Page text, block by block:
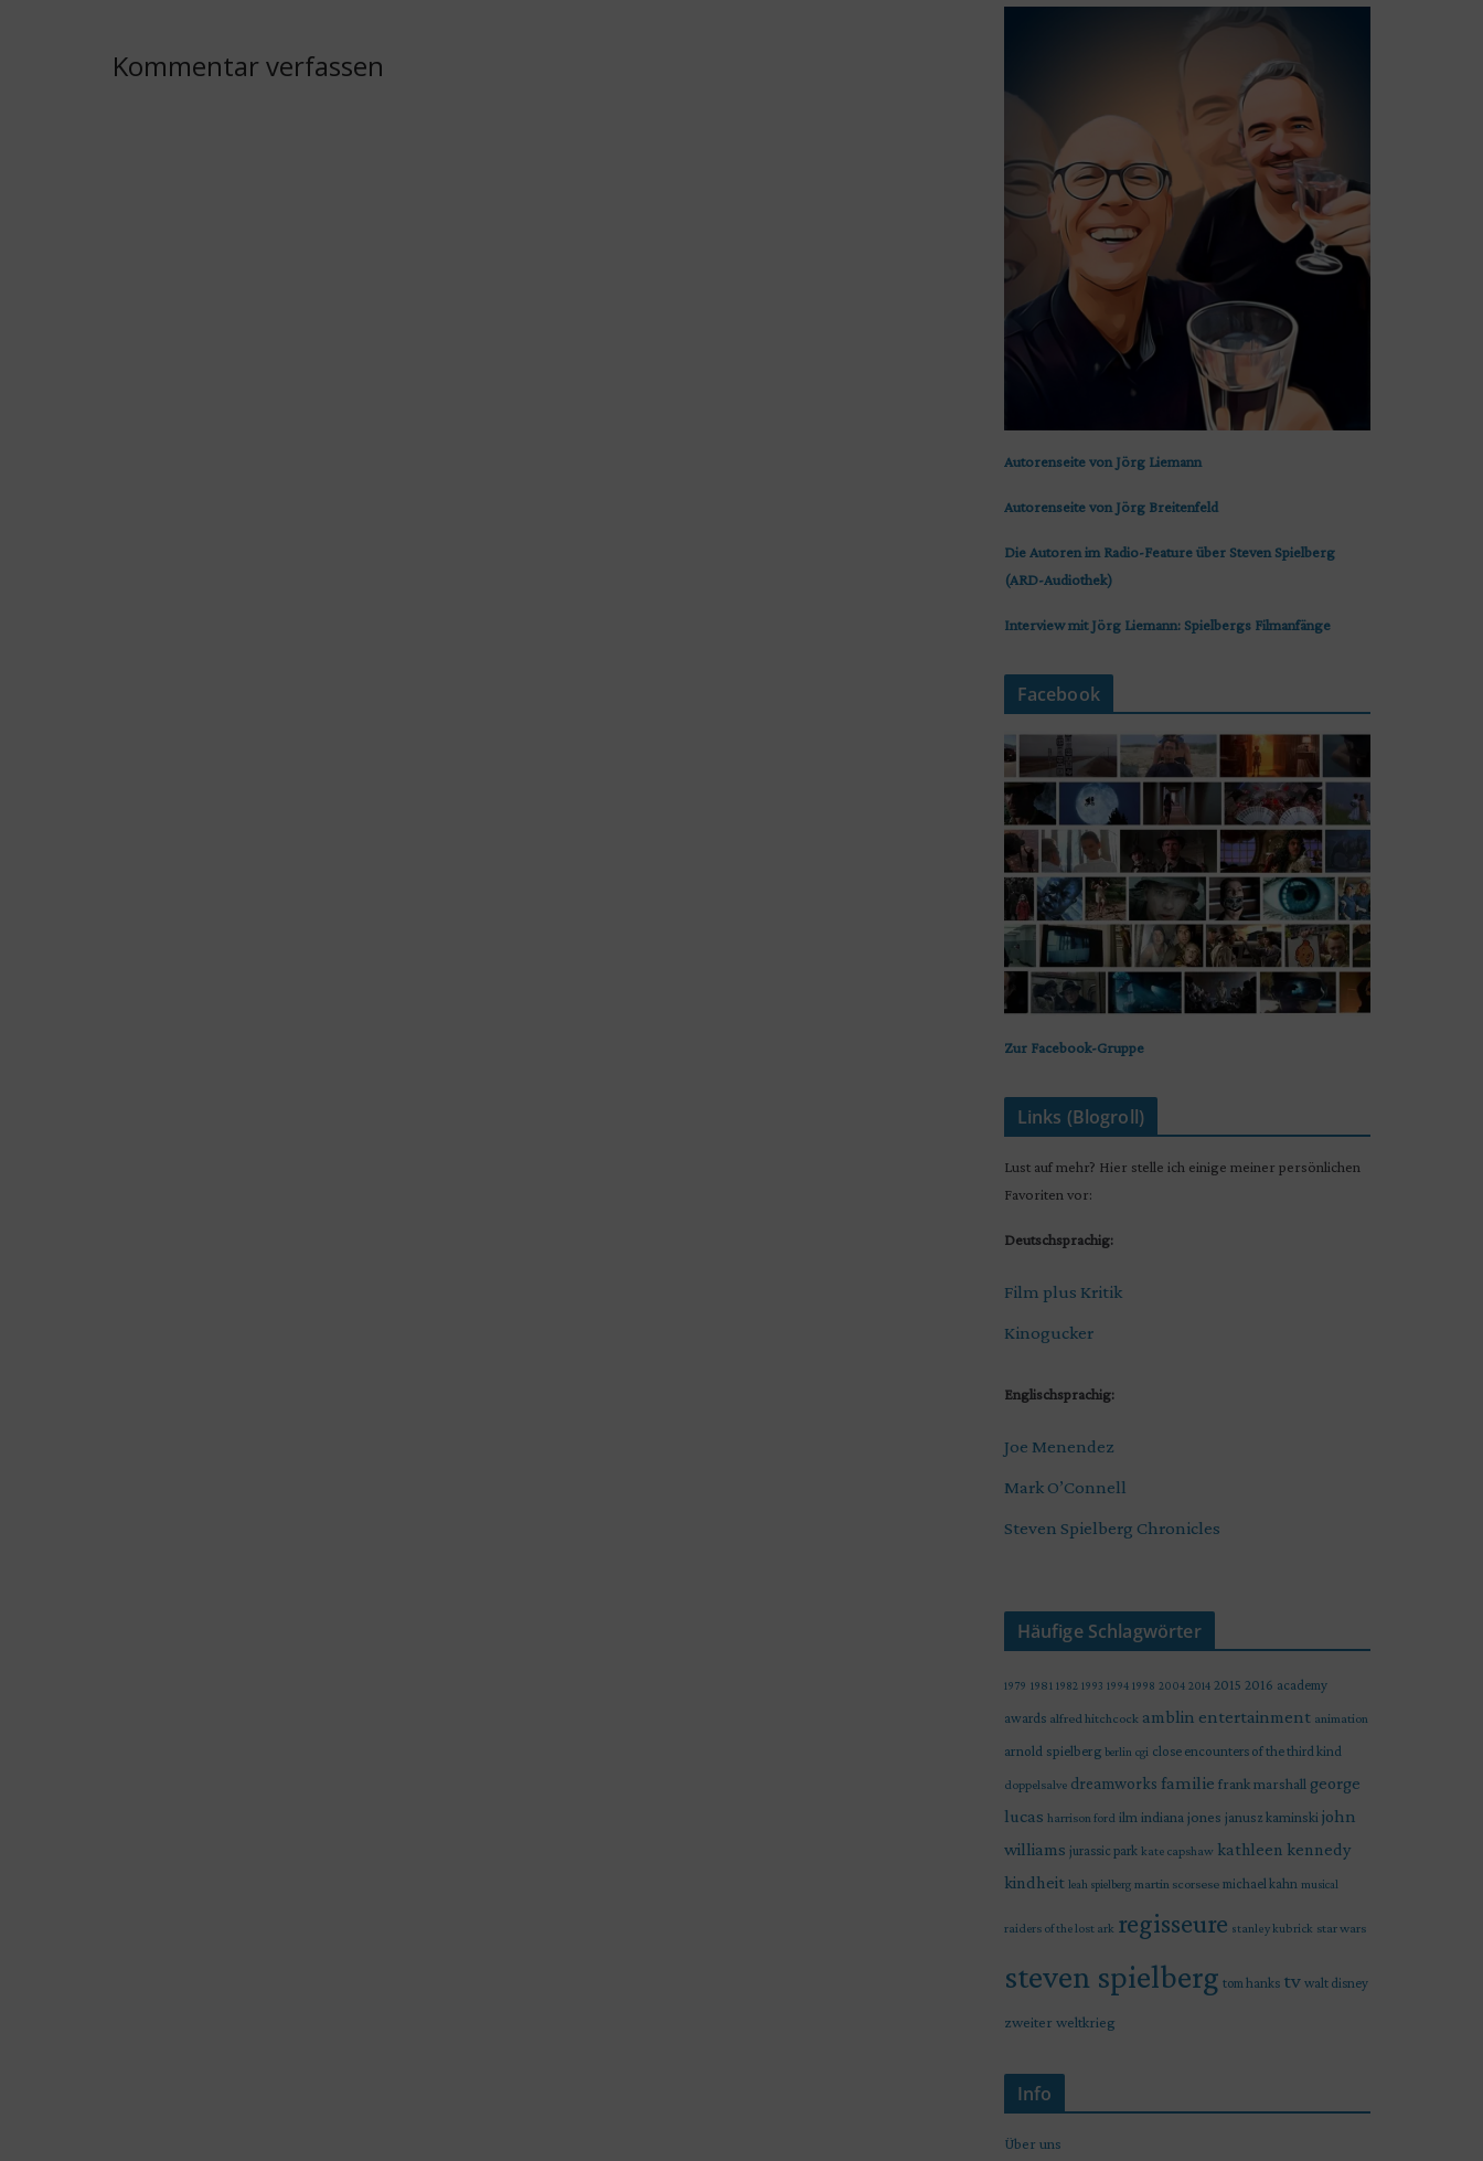
Kommentar verfassen
Autorenseite von Jörg Liemann
Autorenseite von Jörg Breitenfeld
Die Autoren im Radio-Feature über Steven Spielberg
(ARD-Audiothek)
Interview mit Jörg Liemann: Spielbergs Filmanfänge
Facebook
Zur Facebook-Gruppe
Links (Blogroll)
Lust auf mehr? Hier stelle ich einige meiner persönlichen
Favoriten vor:
Deutschsprachig:
Film plus Kritik
Kinogucker
Englischsprachig:
Joe Menendez
Mark O’Connell
Steven Spielberg Chronicles
Häufige Schlagwörter
1979 1981 1982 1993 1994 1998 2004 2014 2015 2016 academy
awards alfred hitchcock amblin entertainment animation
arnold spielberg berlin cgi close encounters of the third kind
doppelsalve dreamworks familie frank marshall george
lucas harrison ford ilm indiana jones janusz kaminski john
williams jurassic park kate capshaw kathleen kennedy
kindheit leah spielberg martin scorsese michael kahn musical
raiders of the lost ark regisseure stanley kubrick star wars
steven spielberg tom hanks tv walt disney
zweiter weltkrieg
Info
Über uns